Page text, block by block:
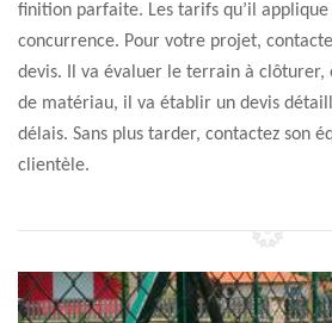
finition parfaite. Les tarifs qu’il
concurrence. Pour votre projet,
devis. Il va évaluer le terrain à clôturer,
de matériau, il va établir un devis
délais. Sans plus tarder, contactez son
clientèle.